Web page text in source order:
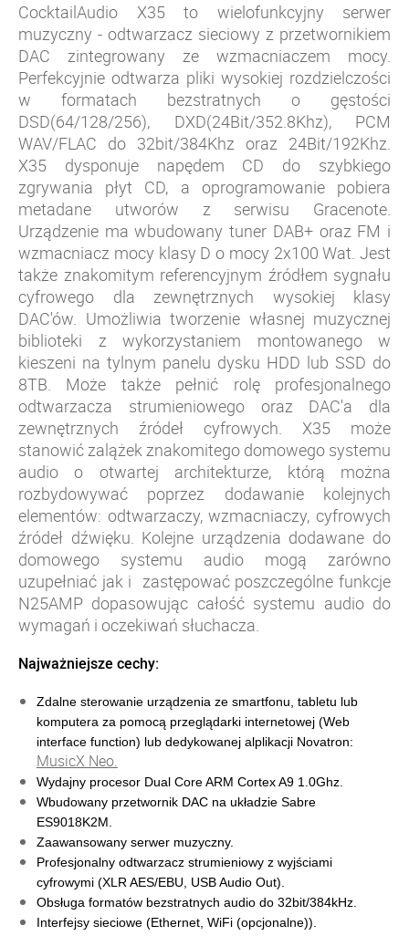
CocktailAudio X35 to wielofunkcyjny serwer
muzyczny - odtwarzacz sieciowy z przetwornikiem
DAC zintegrowany ze wzmacniaczem mocy.
Perfekcyjnie odtwarza pliki wysokiej rozdzielczości
w formatach bezstratnych o gęstości
DSD(64/128/256), DXD(24Bit/352.8Khz), PCM
WAV/FLAC do 32bit/384Khz oraz 24Bit/192Khz.
X35 dysponuje napędem CD do szybkiego
zgrywania płyt CD, a oprogramowanie pobiera
metadane utworów z serwisu Gracenote.
Urządzenie ma wbudowany tuner DAB+ oraz FM i
wzmacniacz mocy klasy D o mocy 2x100 Wat. Jest
także znakomitym referencyjnym źródłem sygnału
cyfrowego dla zewnętrznych wysokiej klasy
DAC'ów. Umożliwia tworzenie własnej muzycznej
biblioteki z wykorzystaniem montowanego w
kieszeni na tylnym panelu dysku HDD lub SSD do
8TB. Może także pełnić rolę profesjonalnego
odtwarzacza strumieniowego oraz DAC'a dla
zewnętrznych źródeł cyfrowych. X35 może
stanowić zalążek znakomitego domowego systemu
audio o otwartej architekturze, którą można
rozbydowywać poprzez dodawanie kolejnych
elementów: odtwarzaczy, wzmacniaczy, cyfrowych
źródeł dźwięku. Kolejne urządzenia dodawane do
domowego systemu audio mogą zarówno
uzupełniać jak i zastępować poszczególne funkcje
N25AMP dopasowując całość systemu audio do
wymagań i oczekiwań słuchacza.
Najważniejsze cechy:
Zdalne sterowanie urządzenia ze smartfonu, tabletu lub
komputera za pomocą przeglądarki internetowej (Web
interface function) lub dedykowanej alplikacji Novatron:
MusicX Neo.
Wydajny procesor Dual Core ARM Cortex A9 1.0Ghz.
Wbudowany przetwornik DAC na układzie Sabre
ES9018K2M.
Zaawansowany serwer muzyczny.
Profesjonalny odtwarzacz strumieniowy z wyjściami
cyfrowymi (XLR AES/EBU, USB Audio Out).
Obsługa formatów bezstratnych audio do 32bit/384kHz.
Interfejsy sieciowe (Ethernet, WiFi (opcjonalne)).